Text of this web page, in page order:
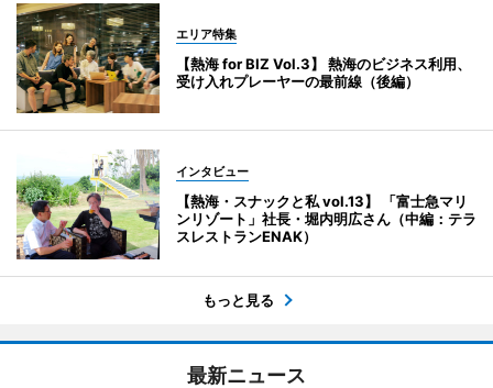
エリア特集
【熱海 for BIZ Vol.3】 熱海のビジネス利用、
受け入れプレーヤーの最前線（後編）
インタビュー
【熱海・スナックと私 vol.13】 「富士急マリ
ンリゾート」社長・堀内明広さん（中編：テラ
スレストランENAK）
もっと見る
最新ニュース